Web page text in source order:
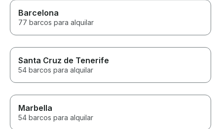
Barcelona
77 barcos para alquilar
Santa Cruz de Tenerife
54 barcos para alquilar
Marbella
54 barcos para alquilar